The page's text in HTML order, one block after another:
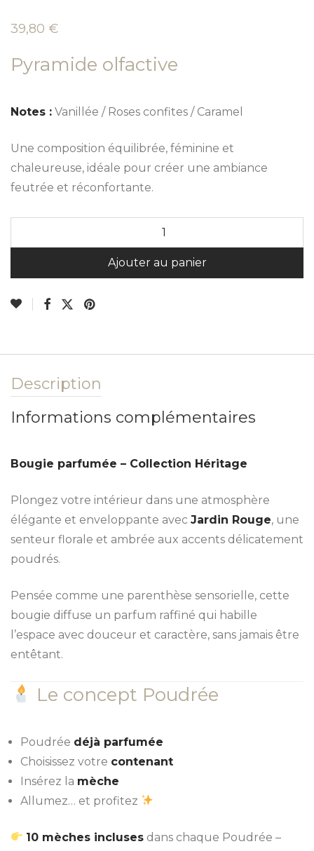
39,80 €
Pyramide olfactive
Notes : Vanillée / Roses confites / Caramel
Une composition équilibrée, féminine et
chaleureuse, idéale pour créer une ambiance
feutrée et réconfortante.
Ajouter au panier
Description
Informations complémentaires
Bougie parfumée – Collection Héritage
Plongez votre intérieur dans une atmosphère
élégante et enveloppante avec Jardin Rouge, une
senteur florale et ambrée aux accents délicatement
poudrés.
Pensée comme une parenthèse sensorielle, cette
bougie diffuse un parfum raffiné qui habille
l’espace avec douceur et caractère, sans jamais être
entêtant.
Le concept Poudrée
Poudrée déjà parfumée
Choisissez votre contenant
Insérez la mèche
Allumez… et profitez
10 mèches incluses dans chaque Poudrée –